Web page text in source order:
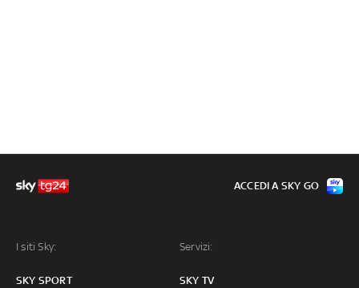
I siti Sky:
SKY SPORT
Servizi:
SKY TV
ACCEDI A SKY GO